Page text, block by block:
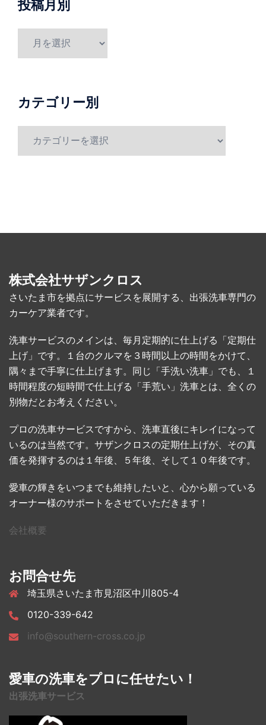
投稿月別
カテゴリー別
株式会社サザンクロス
さいたま市を拠点にサービスを展開する、出張洗車専門の
カーケア業者です。
洗車サービスのメインは、毎月定期的に仕上げる「定期仕
上げ」です。１台のクルマを３時間以上の時間をかけて、
隅々まで手寧に仕上げます。同じ「手洗い洗車」でも、１
時間程度の短時間で仕上げる「手荒い」洗車とは、全くの
別物だとお考えください。
プロの洗車サービスですから、洗車直後にキレイになって
いるのは当然です。サザンクロスの定期仕上げが、その真
価を発揮するのは１年後、５年後、そして１０年後です。
愛車の輝きをいつまでも維持したいと、心から願っている
オーナー様のサポートをさせていただきます！
会社概要
お問合せ先
埼玉県さいたま市見沼区中川805-4
0120-339-642
info@southern-cross.co.jp
愛車の洗車をプロに任せたい！
出張洗車サービス